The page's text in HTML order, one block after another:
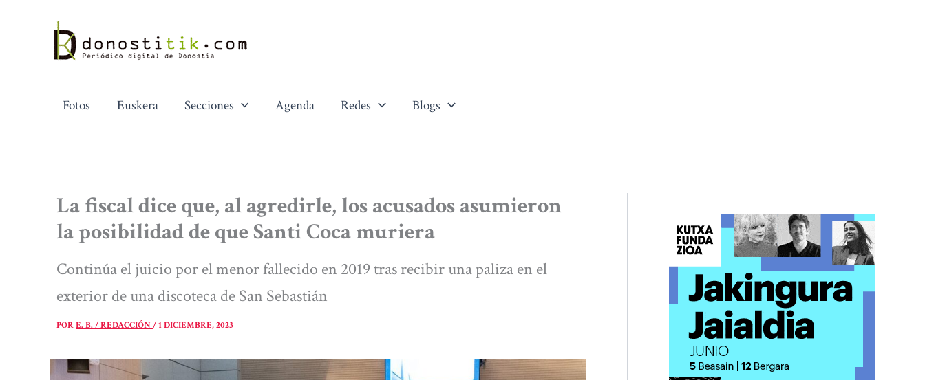
contenido
Fotos Euskera Secciones Agenda Redes Blogs
La fiscal dice que, al agredirle, los acusados asumieron
la posibilidad de que Santi Coca muriera
Continúa el juicio por el menor fallecido en 2019 tras recibir una paliza en el
exterior de una discoteca de San Sebastián
PORE. B. / REDACCIÓN/1 DICIEMBRE, 2023